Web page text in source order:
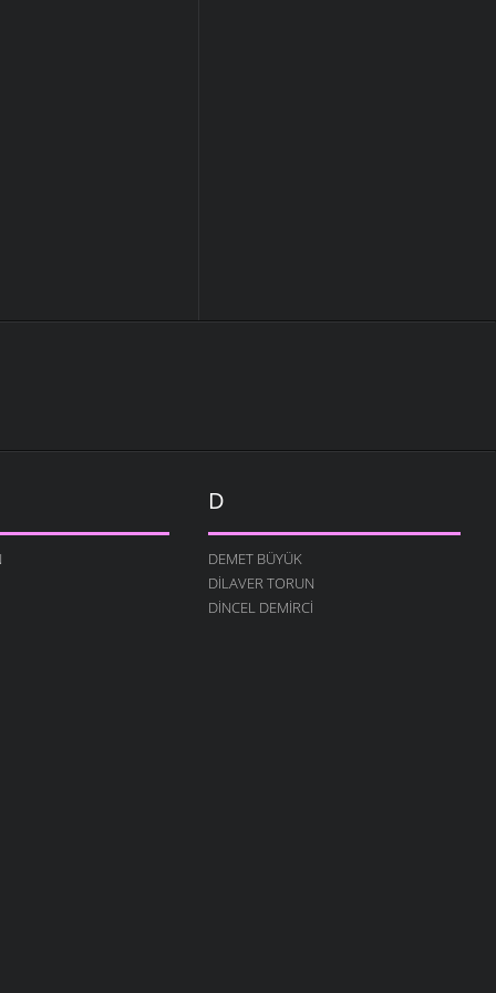
D
DEMET BÜYÜK
DILAVER TORUN
DINCEL DEMIRCI